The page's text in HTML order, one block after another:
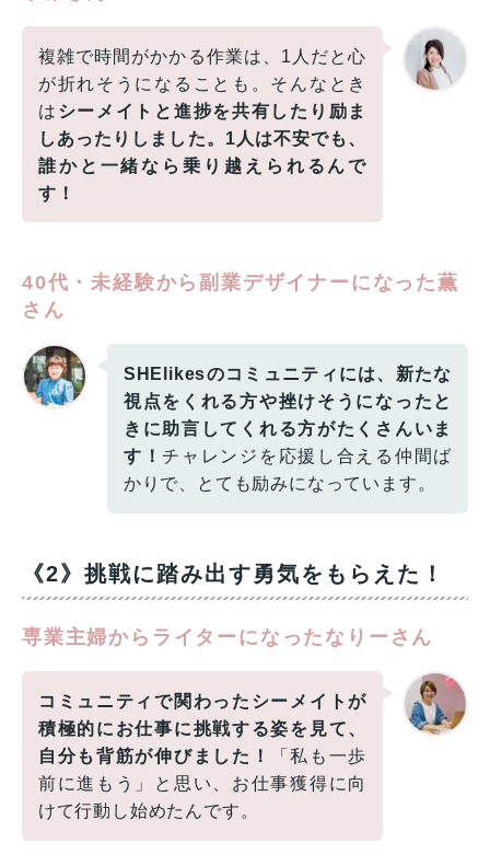
複雑で時間がかかる作業は、1人だと心
が折れそうになることも。そんなとき
は シーメイトと進捗を共有したり励ま
しあったりしました。1人は不安でも、
誰かと一緒なら乗り越えられるんで
す！
40代・未経験から副業デザイナーになった薫
さん
SHElikesのコミュニティには、新たな
視点をくれる方や挫けそうになったと
きに助言してくれる方がたくさんいま
す！チャレンジを応援し合える仲間ば
かりで、とても励みになっています。
《2》挑戦に踏み出す勇気をもらえた！
専業主婦からライターになったなりーさん
コミュニティで関わったシーメイトが
積極的にお仕事に挑戦する姿を見て、
自分も背筋が伸びました！
「私も一歩
前に進もう」と思い、お仕事獲得に向
けて行動し始めたんです。